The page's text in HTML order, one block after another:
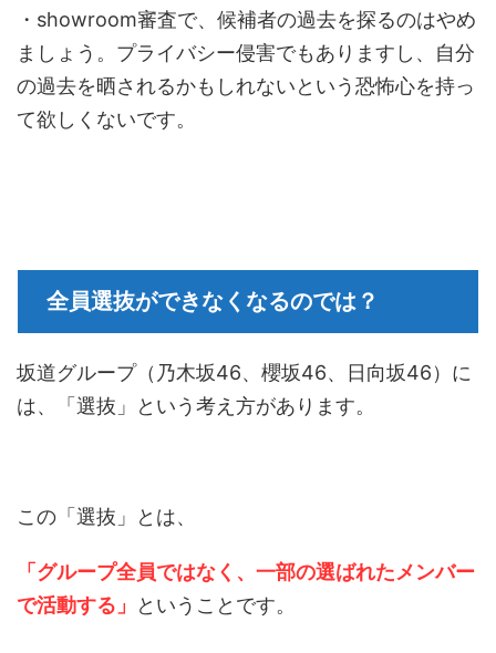
・ showroom審査で、 候補者の過去を探るのはやめ
ましょう。プライバシー侵害でもありますし、自分
の過去を晒されるかもしれないという恐怖心を持っ
て欲しくないです。
全員選抜ができなくなるのでは？
坂道グループ（乃木坂46、櫻坂46、日向坂46）に
は、「選抜」という考え方があります。
この「選抜」とは、
「グループ全員ではなく、一部の選ばれたメンバー
で活動する」
ということです。